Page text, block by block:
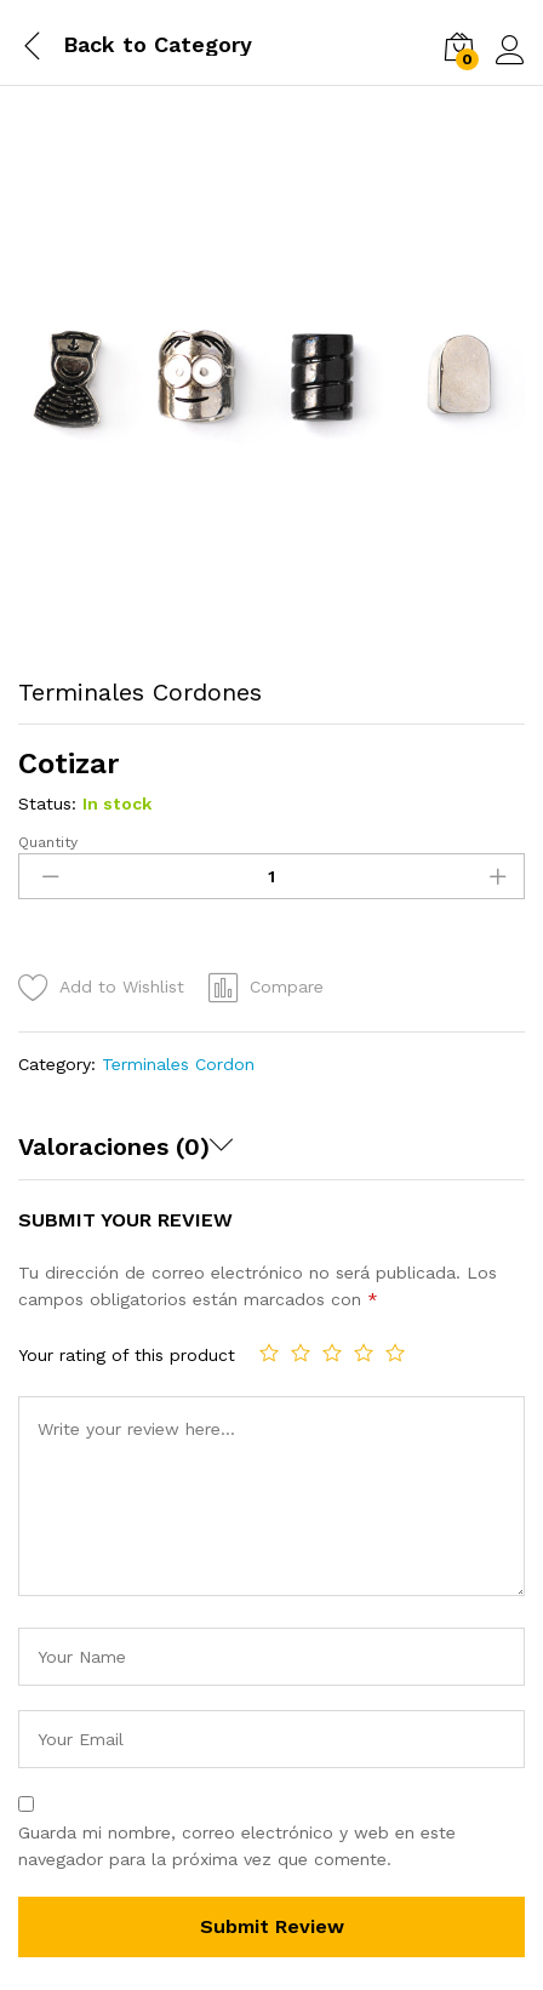
Back to Category
0
Terminales Cordones
Cotizar
Status: In stock
Terminales
Cordones
quantity
Quantity
Add to Wishlist Compare
Category: Terminales Cordon
Valoraciones (0)
SUBMIT YOUR REVIEW
Tu dirección de correo electrónico no será publicada. Los
campos obligatorios están marcados con *
Your rating of this product
Guarda mi nombre, correo electrónico y web en este
navegador para la próxima vez que comente.